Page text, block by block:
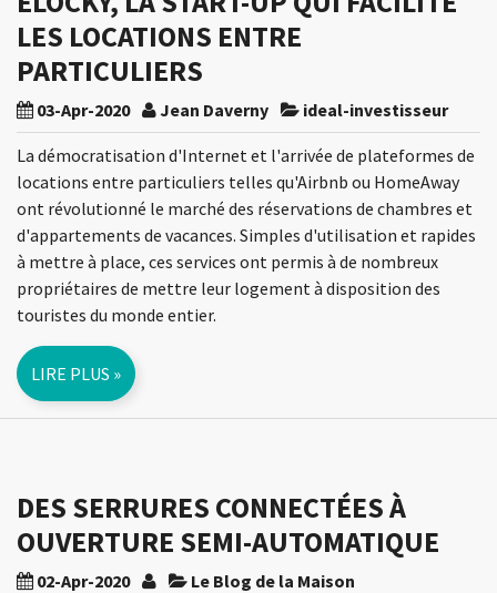
LES LOCATIONS ENTRE
PARTICULIERS
03-Apr-2020 Jean Daverny ideal-investisseur
La démocratisation d'Internet et l'arrivée de plateformes de
locations entre particuliers telles qu'Airbnb ou HomeAway
ont révolutionné le marché des réservations de chambres et
d'appartements de vacances. Simples d'utilisation et rapides
à mettre à place, ces services ont permis à de nombreux
propriétaires de mettre leur logement à disposition des
touristes du monde entier.
LIRE PLUS »
DES SERRURES CONNECTÉES À
OUVERTURE SEMI-AUTOMATIQUE
02-Apr-2020 Le Blog de la Maison